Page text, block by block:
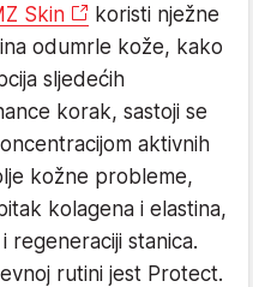
Skin
koristi nježne
odumrle kože, kako
sljedećih
korak, sastoji se
aktivnih
kožne probleme,
kolagena i elastina,
regeneraciji stanica.
rutini jest Protect.